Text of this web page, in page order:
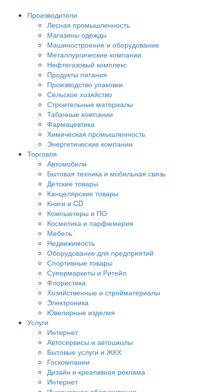
Производители
Лесная промышленность
Магазины одежды
Машиностроение и оборудование
Металлургические компании
Нефтегазовый комплекс
Продукты питания
Производство упаковки
Сельское хозяйство
Строительные материалы
Табачные компании
Фармацевтика
Химическая промышленность
Энергетические компании
Торговля
Автомобили
Бытовая техника и мобильная связь
Детские товары
Канцелярские товары
Книги и CD
Компьютеры и ПО
Косметика и парфюмерия
Мебель
Недвижимость
Оборудование для предприятий
Спортивные товары
Супермаркеты и Ритейл
Флористика
Хозяйственные и стройматериалы
Электроника
Ювелирные изделия
Услуги
Интернет
Автосервисы и автошколы
Бытовые услуги и ЖКХ
Госкомпании
Дизайн и креативная реклама
Интернет